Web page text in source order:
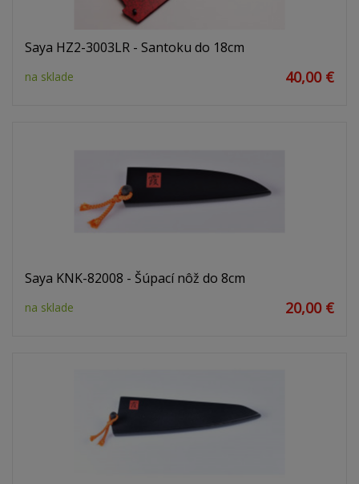
Saya HZ2-3003LR - Santoku do 18cm
na sklade 40,00 €
Saya KNK-82008 - Šúpací nôž do 8cm
na sklade 20,00 €